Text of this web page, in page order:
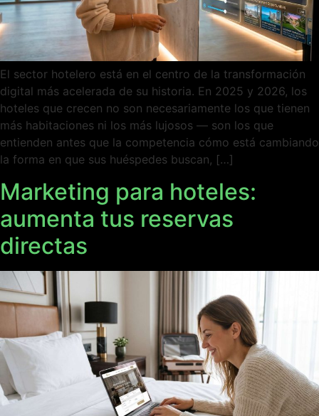
El sector hotelero está en el centro de la transformación
digital más acelerada de su historia. En 2025 y 2026, los
hoteles que crecen no son necesariamente los que tienen
más habitaciones ni los más lujosos — son los que
entienden antes que la competencia cómo está cambiando
la forma en que sus huéspedes buscan, […]
Marketing para hoteles:
aumenta tus reservas
directas